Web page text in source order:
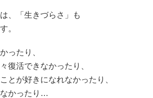
、「生きづらさ」も
。
ったり、
復活できなかったり、
とが好きになれなかったり、
かったり…